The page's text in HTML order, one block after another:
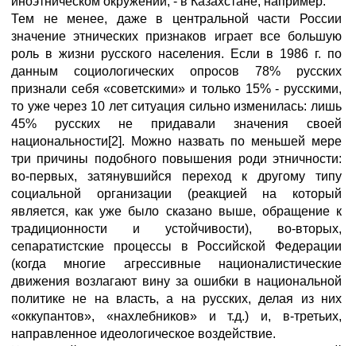
Тем не менее, даже в центральной части России
значение этнических признаков играет все большую
роль в жизни русского населения. Если в 1986 г. по
данным социологических опросов 78% русских
признали себя «советскими» и только 15% - русскими,
то уже через 10 лет ситуация сильно изменилась: лишь
45% русских не придавали значения своей
национальности[2]. Можно назвать по меньшей мере
три причины подобного повышения роди этничности:
во-первых, затянувшийся переход к другому типу
социальной организации (реакцией на который
является, как уже было сказано выше, обращение к
традиционности и устойчивости), во-вторых,
сепаратистские процессы в Российской Федерации
(когда многие агрессивные националистические
движения возлагают вину за ошибки в национальной
политике не на власть, а на русских, делая из них
«оккупантов», «нахлебников» и т.д.) и, в-третьих,
направленное идеологическое воздействие.